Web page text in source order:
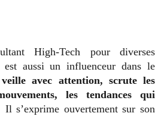
High-Tech pour diverses
est aussi un influenceur dans le
avec attention, scrute les
les tendances qui
Il s’exprime ouvertement sur son